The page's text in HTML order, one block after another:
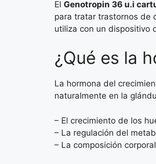
El Genotropin 36 u.i
para tratar trastornos de
utiliza con un dispositivo
¿Qué es la
La hormona del
naturalmente en la
– El crecimiento de los
– La regulación del
– La composición